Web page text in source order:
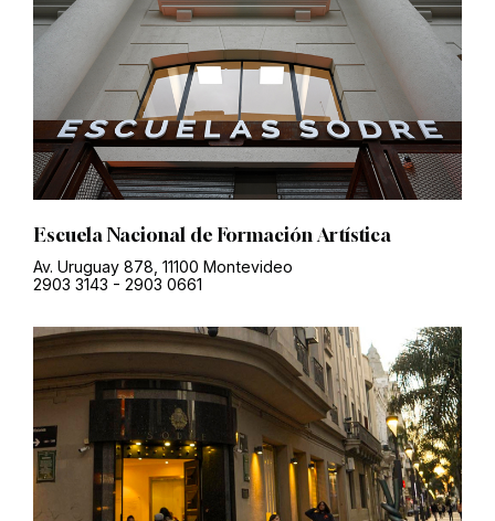
Escuela Nacional de Formación Artística
Av. Uruguay 878, 11100 Montevideo
2903 3143 - 2903 0661